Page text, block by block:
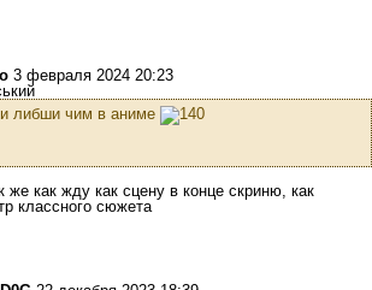
3 февраля 2024 20:23
либши чим в аниме
же как жду как сцену в конце скриню, как
классного сюжета